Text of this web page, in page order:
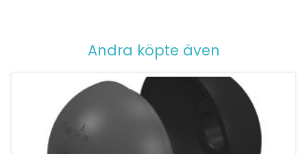
Andra köpte även